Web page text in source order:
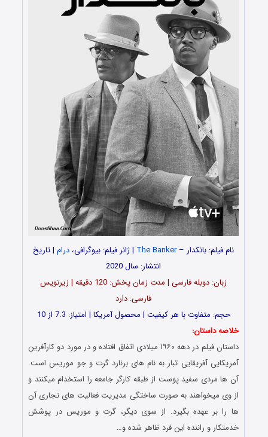
نام فیلم: بانکدار –The Banker | ژانر فیلم: بیوگرافی، درام | تاریخ
انتشار: سال 2020
زبان: دوبله فارسی | مدت زمان پخش: 120 دقیقه | زیرنویس
فارسی: دارد
حجم: متفاوت با هر کیفیت | محصول آمریکا | امتیاز: 7.3 از 10
خلاصه داستان:
داستان فیلم در دهه ۱۹۶۰ میلادی اتفاق افتاده و در مورد دو کارآفرین
آمریکایی آفریقایی ‌تبار به نام‌ های برنارد گرت و جو موریس است.
آن ها مردی سفید پوست از طبقه کارگر جامعه را استخدام میکنند و
از وی میخواهند به صورت ساختگی مدیریت فعالیت های تجاری آن
ها را بر عهده بگیرد. از سوی دیگر، گرت و موریس در پوشش
خدمتکار و راننده این فرد ظاهر شده و…